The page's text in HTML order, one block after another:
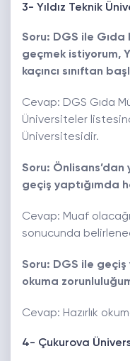
3- Yıldız Teknik
Soru: DGS ile
geçmek istiyorum,
kaçıncı sınıftan
Cevap: DGS Gıda
Üniversiteler
Üniversitesidir.
Soru: Önlisans’dan
geçiş yaptığımda
Cevap: Muaf
sonucunda
Soru: DGS ile geçiş
okuma
Cevap: Hazırlık
4- Çukurova